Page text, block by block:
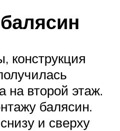
конструкция
на второй этаж.
балясин.
и сверху